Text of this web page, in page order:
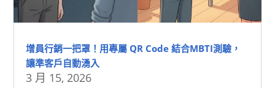
增員行銷一把罩！用專屬 QR Code 結合MBTI測驗，
讓準客戶自動湧入
3 月 15, 2026